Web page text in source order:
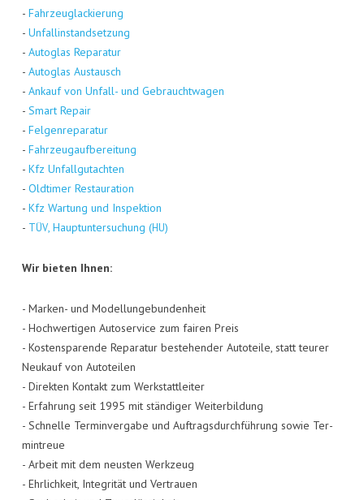
- Fahr­zeug­la­ckie­rung
- Unfall­in­stand­set­zung
- Auto­glas Repa­ra­tur
- Auto­glas Aus­tausch
- Ankauf von Unfall- und Gebraucht­wa­gen
- Smart Repair
- Fel­gen­re­pa­ra­tur
- Fahr­zeug­auf­be­rei­tung
- Kfz Unfall­gut­ach­ten
- Old­ti­mer Restau­ra­ti­on
- Kfz War­tung und Inspek­ti­on
- TÜV, Haupt­un­ter­su­chung (HU)
Wir bie­ten Ihnen:
- Mar­ken- und Model­lun­ge­bun­den­heit
- Hoch­wer­ti­gen Auto­ser­vice zum fai­ren Preis
- Kos­ten­spa­ren­de Repa­ra­tur bestehen­der Auto­tei­le, statt teu­rer
Neu­kauf von Auto­tei­len
- Direk­ten Kon­takt zum Werk­statt­lei­ter
- Erfah­rung seit 1995 mit stän­di­ger Wei­ter­bil­dung
- Schnel­le Ter­min­ver­ga­be und Auf­trags­durch­füh­rung sowie Ter­
min­treue
- Arbeit mit dem neus­ten Werk­zeug
- Ehr­lich­keit, Inte­gri­tät und Ver­trau­en